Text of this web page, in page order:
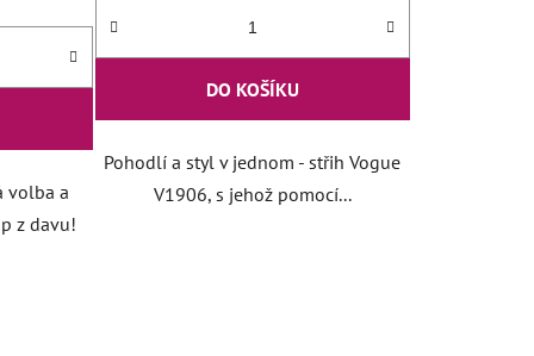
volba a
z davu!
DO KOŠÍKU
Pohodlí a styl v jednom - střih Vogue
V1906, s jehož pomocí...